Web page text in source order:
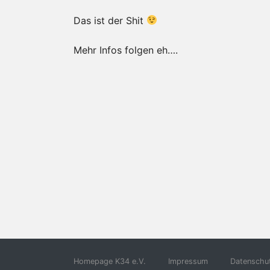
Das ist der Shit
Mehr Infos folgen eh….
Homepage K34 e.V. Impressum